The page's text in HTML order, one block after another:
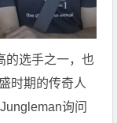
的选手之一，也
时期的传奇人
询问